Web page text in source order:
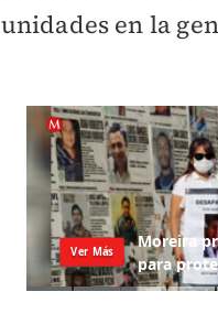
unidades en la